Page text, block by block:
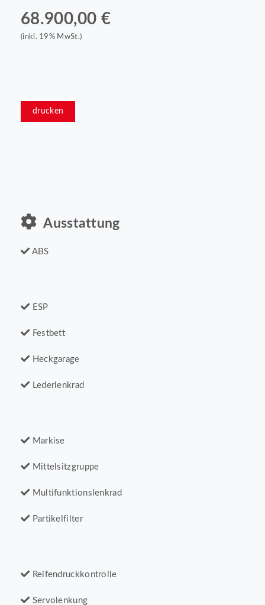
68.900,00 €
(inkl. 19% MwSt.)
drucken
Ausstattung
ABS
ESP
Festbett
Heckgarage
Lederlenkrad
Markise
Mittelsitzgruppe
Multifunktionslenkrad
Partikelfilter
Reifendruckkontrolle
Servolenkung